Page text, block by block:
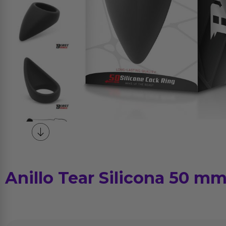
Anillo Tear Silicona 50 mm